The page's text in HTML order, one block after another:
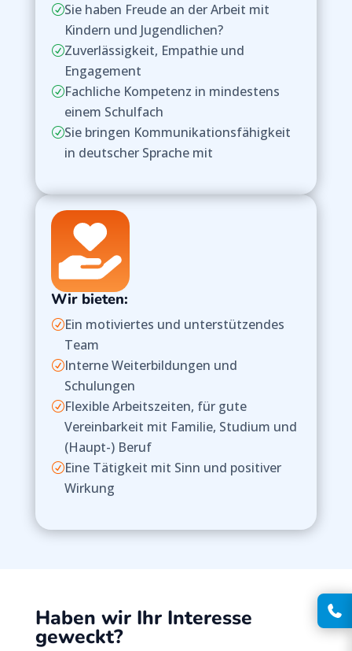
RSie haben Freude an der Arbeit mit
Kindern und Jugendlichen?
RZuverlässigkeit, Empathie und
Engagement
RFachliche Kompetenz in mindestens
einem Schulfach
RSie bringen Kommunikationsfähigkeit
in deutscher Sprache mit
Wir bieten:
REin motiviertes und unterstützendes
Team
RInterne Weiterbildungen und
Schulungen
RFlexible Arbeitszeiten, für gute
Vereinbarkeit mit Familie, Studium und
(Haupt-) Beruf
REine Tätigkeit mit Sinn und positiver
Wirkung
Haben wir Ihr Interesse
geweckt?